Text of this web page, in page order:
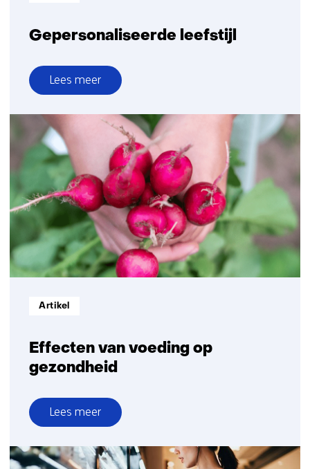
Gepersonaliseerde leefstijl
Lees meer
over
Gepersonaliseerde
leefstijl
Effecten van voeding op
gezondheid
Informatietype:
Artikel
Lees meer
over
Effecten
van